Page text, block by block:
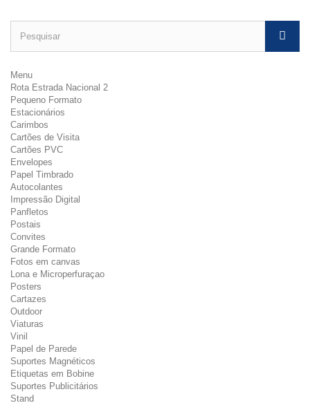
Menu
Rota Estrada Nacional 2
Pequeno Formato
Estacionários
Carimbos
Cartões de Visita
Cartões PVC
Envelopes
Papel Timbrado
Autocolantes
Impressão Digital
Panfletos
Postais
Convites
Grande Formato
Fotos em canvas
Lona e Microperfuraçao
Posters
Cartazes
Outdoor
Viaturas
Vinil
Papel de Parede
Suportes Magnéticos
Etiquetas em Bobine
Suportes Publicitários
Stand